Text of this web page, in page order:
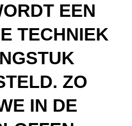
EEN
TECHNIEK
ZO
IN DE